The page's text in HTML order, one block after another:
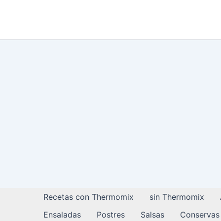
Recetas con Thermomix sin Thermomix
Ensaladas
Postres Salsas Conservas